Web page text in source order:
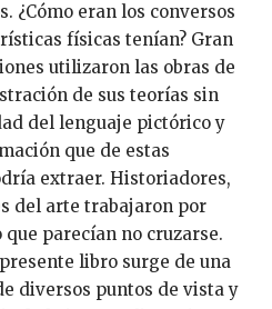
¿Cómo eran los conversos
físicas tenían? Gran
utilizaron las obras de
de sus teorías sin
del lenguaje pictórico y
que de estas
extraer. Historiadores,
del arte trabajaron por
parecían no cruzarse.
libro surge de una
diversos puntos de vista y